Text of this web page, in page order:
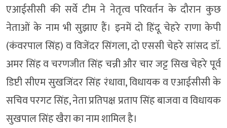
एआईसीसी की सर्वे टीम ने नेतृत्व परिवर्तन के दाैरान कुछ
नेताओं के नाम भी सुझाए हैं। इनमें दो हिंदू चेहरे राणा केपी
(कंवरपाल सिंह) व विजेंदर सिंगला, दो एससी चेहरे सांसद डाॅ.
अमर सिंह व चरणजीत सिंह चन्नी और चार जट्ट सिख चेहरे पूर्व
डिप्टी सीएम सुखजिंदर सिंह रंधावा, विधायक व एआईसीसी के
सचिव परगट सिंह, नेता प्रतिपक्ष प्रताप सिंह बाजवा व विधायक
सुखपाल सिंह खैरा का नाम शामिल है।